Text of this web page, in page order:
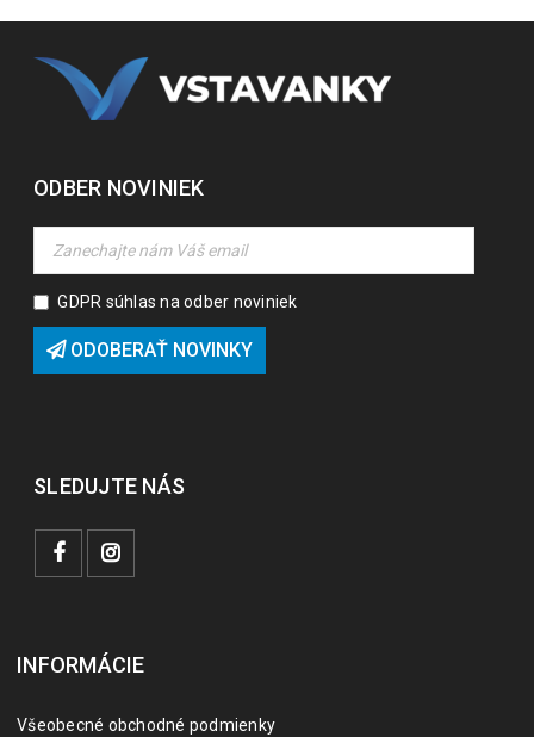
ODBER NOVINIEK
GDPR súhlas na odber noviniek
ODOBERAŤ NOVINKY
SLEDUJTE NÁS
INFORMÁCIE
Všeobecné obchodné podmienky